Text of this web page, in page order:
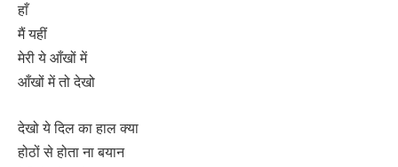
हाँ
मैं यहीं
मेरी ये आँखों में
आँखों में तो देखो
देखो ये दिल का हाल क्या
होठों से होता ना बयान